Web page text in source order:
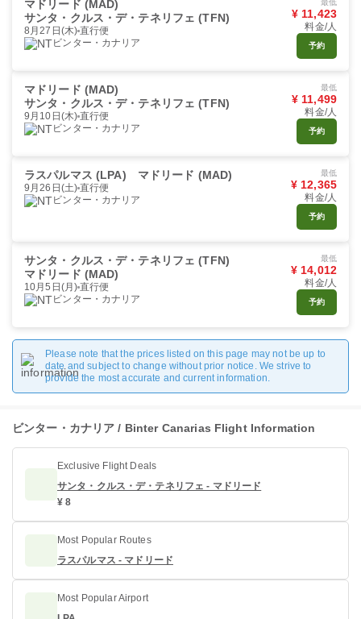
マドリード (MAD)
サンタ・クルス・デ・テネリフェ (TFN)
8月27日(木) 直行便
ビンター・カナリア
最低
¥ 11,423
料金/人
予約
マドリード (MAD)
サンタ・クルス・デ・テネリフェ (TFN)
9月10日(木) 直行便
ビンター・カナリア
最低
¥ 11,499
料金/人
予約
ラスパルマス (LPA) マドリード (MAD)
9月26日(土) 直行便
ビンター・カナリア
最低
¥ 12,365
料金/人
予約
サンタ・クルス・デ・テネリフェ (TFN)
マドリード (MAD)
10月5日(月) 直行便
ビンター・カナリア
最低
¥ 14,012
料金/人
予約
Please note that the prices listed on this page may not be up to
date and subject to change without prior notice. We strive to
provide the most accurate and current information.
ビンター・カナリア / Binter Canarias Flight Information
Exclusive Flight Deals
サンタ・クルス・デ・テネリフェ - マドリード
¥ 8
Most Popular Routes
ラスパルマス - マドリード
Most Popular Airport